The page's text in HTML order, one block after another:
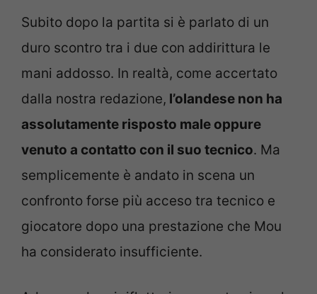
Subito dopo la partita si è parlato di un
duro scontro tra i due con addirittura le
mani addosso. In realtà, come accertato
dalla nostra redazione, l’olandese non ha
assolutamente risposto male oppure
venuto a contatto con il suo tecnico. Ma
semplicemente è andato in scena un
confronto forse più acceso tra tecnico e
giocatore dopo una prestazione che Mou
ha considerato insufficiente.